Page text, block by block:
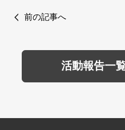
前の記事へ
活動報告一